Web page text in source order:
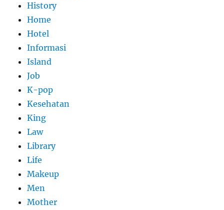
History
Home
Hotel
Informasi
Island
Job
K-pop
Kesehatan
King
Law
Library
Life
Makeup
Men
Mother